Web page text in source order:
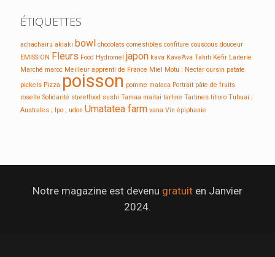
ÉTIQUETTES
achachairu akiaki bowl chocolats comestibles confiture couscous douceur
EMISSION Fleurs Food Hydromel japon kava Kava’Ava Tahiti Kéfir Laiterie
Marché maroc Meilleur apprenti de France Miel Motu ; Nectar oursin patate
pickels Pizza poisson pomme malaca Portrait pâte de fruits
roselle Solidarité streetfood sushi Tamaa maitai tartine Tartines titioro Tubuai ;
Australes ; Ipo ; udon Umatatea farm vana Vin épiphanie
Notre magazine est devenu gratuit en Janvier
2024.